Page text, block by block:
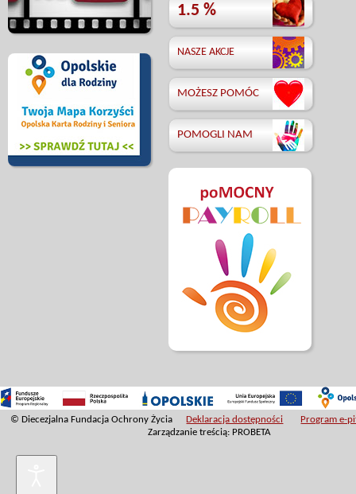
1.5 %
NASZE AKCJE
MOŻESZ POMÓC
POMOGLI NAM
© Diecezjalna Fundacja Ochrony Życia Deklaracja dostępności
Program e-
Zarządzanie treścią: PROBETA